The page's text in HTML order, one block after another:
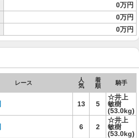
0万円
0万円
0万円
レース
人
気
着
順
騎手
13 5
☆井上
敏樹
(53.0kg)
6 2
☆井上
敏樹
(53.0kg)